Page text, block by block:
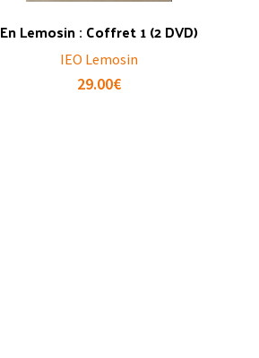
En Lemosin : Coffret 1 (2 DVD)
IEO Lemosin
29.00€